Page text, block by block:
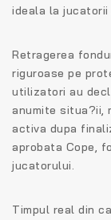
ideala la jucatorii
Retragerea
riguroase pe
utilizatori au
anumite situa?ii,
activa dupa
aprobata Cope,
jucatorului.
Timpul real din